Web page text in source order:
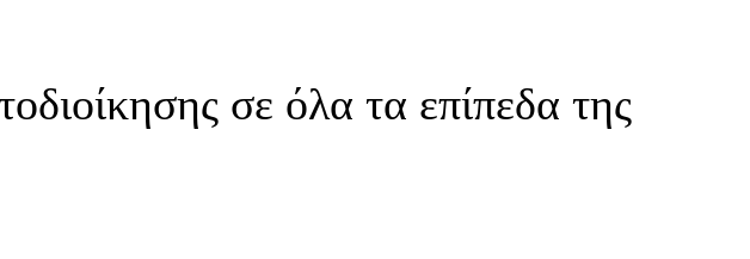
σε όλα τα επίπεδα της